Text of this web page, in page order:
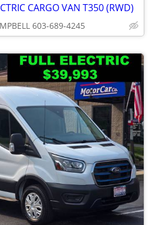
CARGO VAN T350 (RWD)
603-689-4245